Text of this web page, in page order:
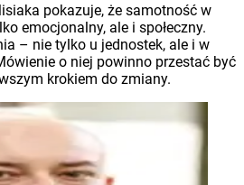
pokazuje, że samotność w
emocjonalny, ale i społeczny.
– nie tylko u jednostek, ale i w
o niej powinno przestać być
krokiem do zmiany.